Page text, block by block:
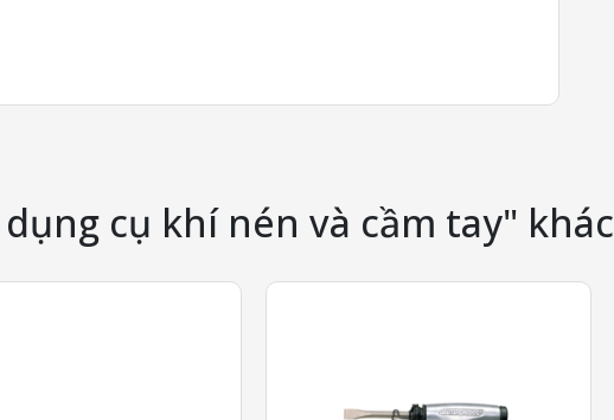
cụ khí nén và cầm tay" khác